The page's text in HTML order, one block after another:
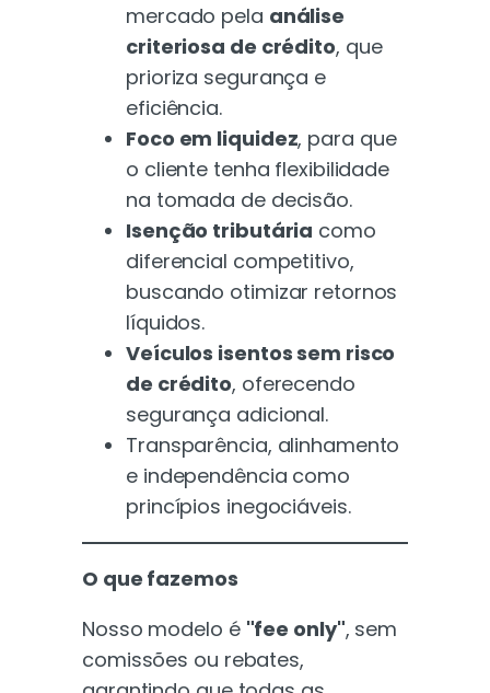
mercado pela análise
criteriosa de crédito, que
prioriza segurança e
eficiência.
Foco em liquidez, para que
o cliente tenha flexibilidade
na tomada de decisão.
Isenção tributária como
diferencial competitivo,
buscando otimizar retornos
líquidos.
Veículos isentos sem risco
de crédito, oferecendo
segurança adicional.
Transparência, alinhamento
e independência como
princípios inegociáveis.
O que fazemos
Nosso modelo é "fee only", sem
comissões ou rebates,